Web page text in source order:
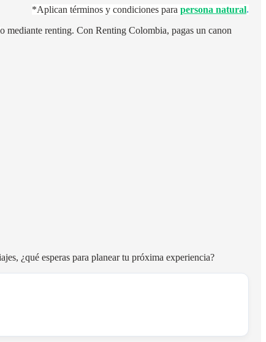
*Aplican términos y condiciones para persona natural.
mediante renting. Con Renting Colombia, pagas un canon
¿qué esperas para planear tu próxima experiencia?